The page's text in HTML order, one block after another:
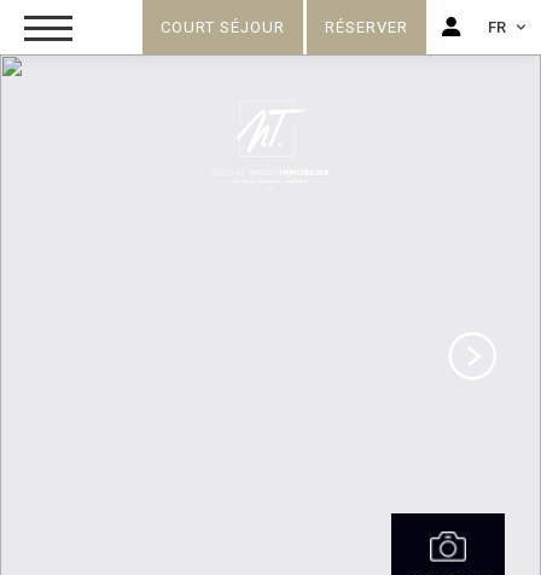
COURT SÉJOUR RÉSERVER FR